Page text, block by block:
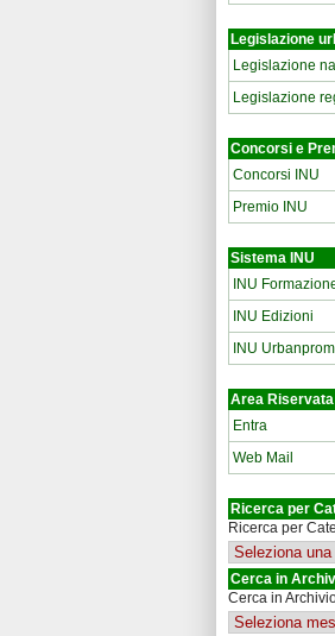
Legislazione
Legislazione
Legislazione
Concorsi e
Concorsi INU
Premio INU
Sistema INU
INU
INU Edizioni
INU
Area Riservata
Entra
Web Mail
Ricerca per
Ricerca per
Cerca in
Cerca in